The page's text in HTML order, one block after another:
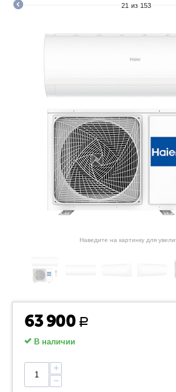
21 из 153
Наведите на картинку для
63 900 Р
В наличии
+
−